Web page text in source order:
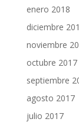
enero 2018
diciembre
noviembre
octubre 2017
septiembre
agosto 2017
julio 2017